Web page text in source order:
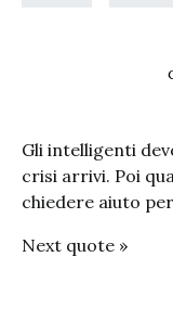
Gli intelligenti
crisi arrivi. Poi
chiedere aiuto
Next quote »